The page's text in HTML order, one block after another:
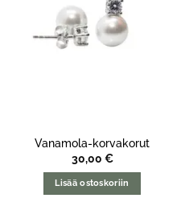
Vanamola-korvakorut
30,00 €
Lisää ostoskoriin